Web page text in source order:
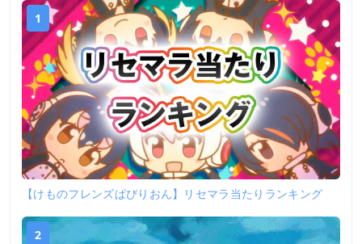
1
【けものフレンズぱびりおん】リセマラ当たりランキング
2